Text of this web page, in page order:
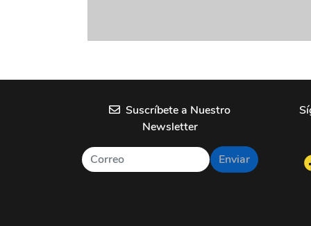
Suscríbete a Nuestro
Newsletter
Enviar